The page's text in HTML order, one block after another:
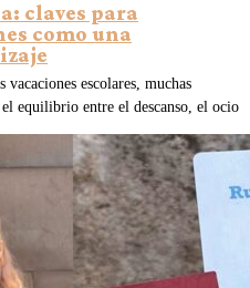
claves para
como una
escolares, muchas
equilibrio entre el descanso, el ocio